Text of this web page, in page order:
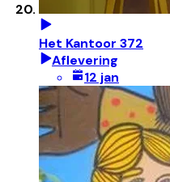
Het Kantoor 372
Aflevering
12 jan